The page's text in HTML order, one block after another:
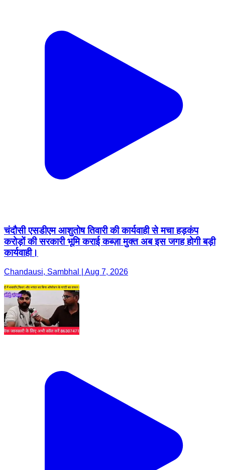
चंदौसी एसडीएम आशुतोष तिवारी की कार्यवाही से मचा हड़कंप
करोड़ों की सरकारी भूमि कराई कब्ज़ा मुक्त अब इस जगह होगी बड़ी
कार्यवाही।
Chandausi, Sambhal | Aug 7, 2026